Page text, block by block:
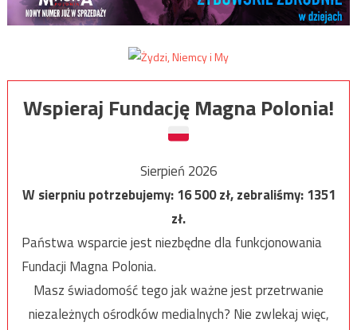
Wspieraj Fundację Magna Polonia!
Sierpień 2026
W sierpniu potrzebujemy:16 500zł, zebraliśmy:1351
zł.
Państwa wsparcie jest niezbędne dla funkcjonowania
Fundacji Magna Polonia.
Masz świadomość tego jak ważne jest przetrwanie
niezależnych ośrodków medialnych? Nie zwlekaj więc,